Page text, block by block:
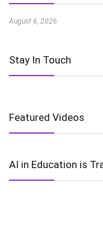
August 6, 2026
Stay In Touch
Featured Videos
AI in Education is